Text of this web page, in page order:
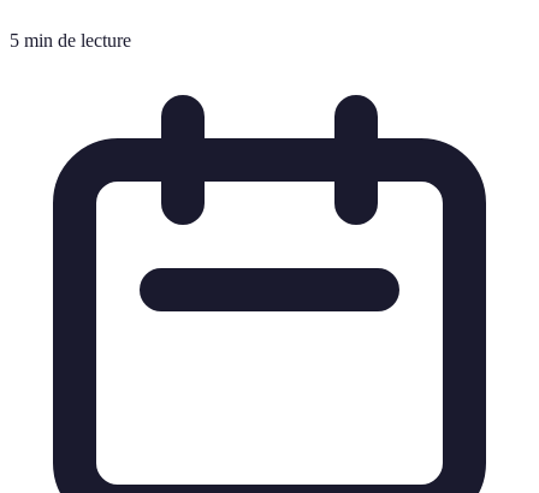
5 min de lecture